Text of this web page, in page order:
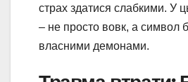
страх здатися слабкими. У
– не просто вовк, а символ
власними демонами.